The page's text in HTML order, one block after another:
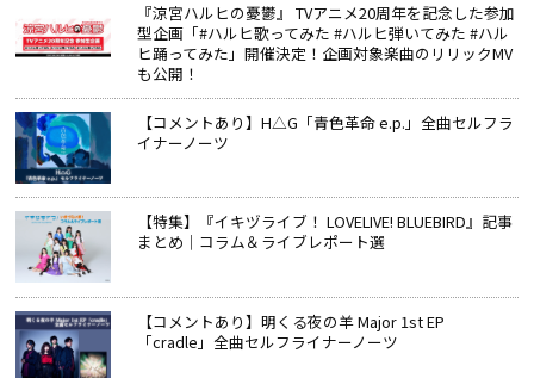
『涼宮ハルヒの憂鬱』 TVアニメ20周年を記念した参加
型企画「#ハルヒ歌ってみた #ハルヒ弾いてみた #ハル
ヒ踊ってみた」開催決定！企画対象楽曲のリリックMV
も公開！
【コメントあり】H△G「青色革命 e.p.」全曲セルフラ
イナーノーツ
【特集】『イキヅライブ！ LOVELIVE! BLUEBIRD』記事
まとめ│コラム＆ライブレポート選
【コメントあり】明くる夜の羊 Major 1st EP
「cradle」全曲セルフライナーノーツ